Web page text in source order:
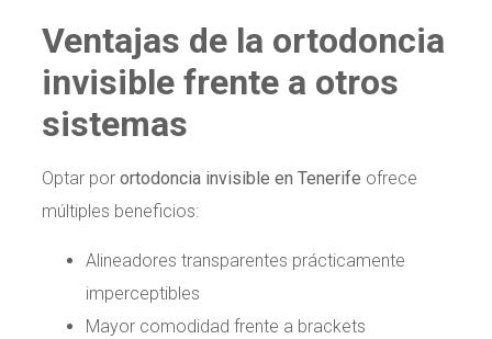
Ventajas de la ortodoncia
invisible frente a otros
sistemas
Optar por ortodoncia invisible en Tenerife ofrece
múltiples beneficios:
Alineadores transparentes prácticamente
imperceptibles
Mayor comodidad frente a brackets